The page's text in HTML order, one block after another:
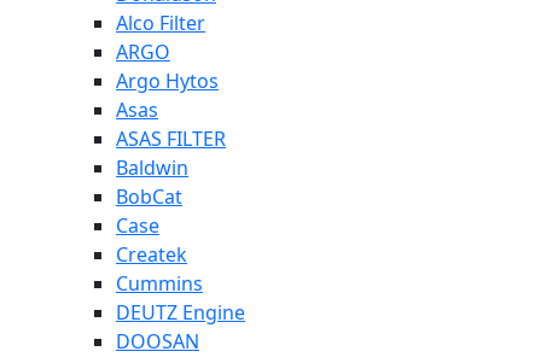
Alco Filter
ARGO
Argo Hytos
Asas
ASAS FILTER
Baldwin
BobCat
Case
Createk
Cummins
DEUTZ Engine
DOOSAN